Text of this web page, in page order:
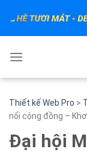
qua
nội
dung
Thiết kế Web Pro >
nối cộng đồng –
Đại hội